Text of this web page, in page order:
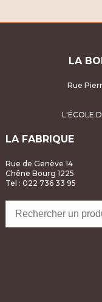
LA
Rue
L'ÉCOLE
LA FABRIQUE
Rue de Genève 14
Chêne Bourg 1225
Tel : 022 736 33 95